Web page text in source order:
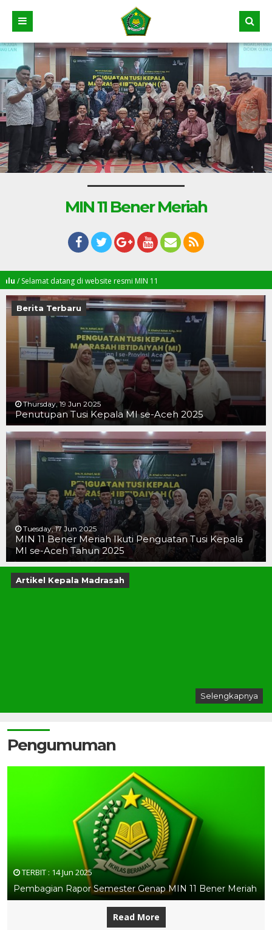
MIN 11 Bener Meriah
datang di website resmi MIN 11
Berita Terbaru
Thursday, 19 Jun 2025
Penutupan Tusi Kepala MI se-Aceh 2025
Tuesday, 17 Jun 2025
MIN 11 Bener Meriah Ikuti Penguatan Tusi Kepala
MI se-Aceh Tahun 2025
Artikel Kepala Madrasah
Selengkapnya
Pengumuman
TERBIT : 14 Jun 2025
Pembagian Rapor Semester Genap MIN 11 Bener Meriah
Read More
19 JUN 2025
19 JUN 2025
16 JUN 2025